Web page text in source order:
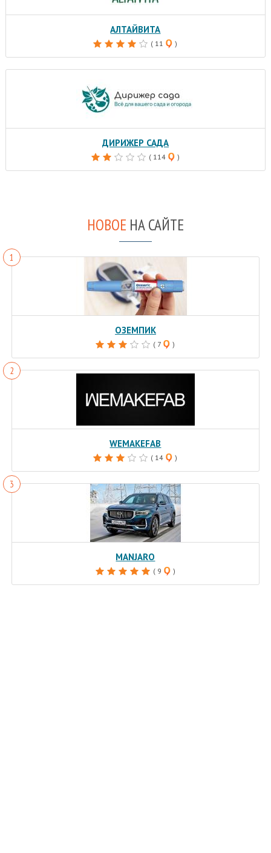
АЛТАЙВИТА
( 11 )
ДИРИЖЕР САДА
( 114 )
НОВОЕ НА САЙТЕ
ОЗЕМПИК
( 7 )
WEMAKEFAB
( 14 )
MANJARO
( 9 )